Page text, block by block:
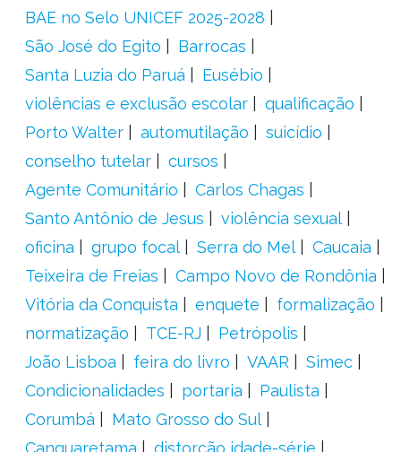
BAE no Selo UNICEF 2025-2028
São José do Egito
Barrocas
Santa Luzia do Paruá
Eusébio
violências e exclusão escolar
qualificação
Porto Walter
automutilação
suicídio
conselho tutelar
cursos
Agente Comunitário
Carlos Chagas
Santo Antônio de Jesus
violência sexual
oficina
grupo focal Serra do Mel
Caucaia
Teixeira de Freias
Campo Novo de Rondônia
Vitória da Conquista
enquete
formalização
normatização
TCE-RJ
Petrópolis
João Lisboa
feira do livro VAAR
Simec
Condicionalidades
portaria
Paulista
Corumbá
Mato Grosso do Sul
Canguaretama
distorção idade-série